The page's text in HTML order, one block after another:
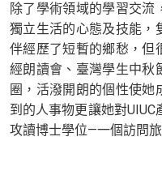
除了學術領域的學習交流
獨立生活的心態及技能，
伴經歷了短暫的鄉愁，但
經朗讀會、臺灣學生中秋
圈，活潑開朗的個性使她
到的人事物更讓她對UIUC
攻讀博士學位—一個訪問